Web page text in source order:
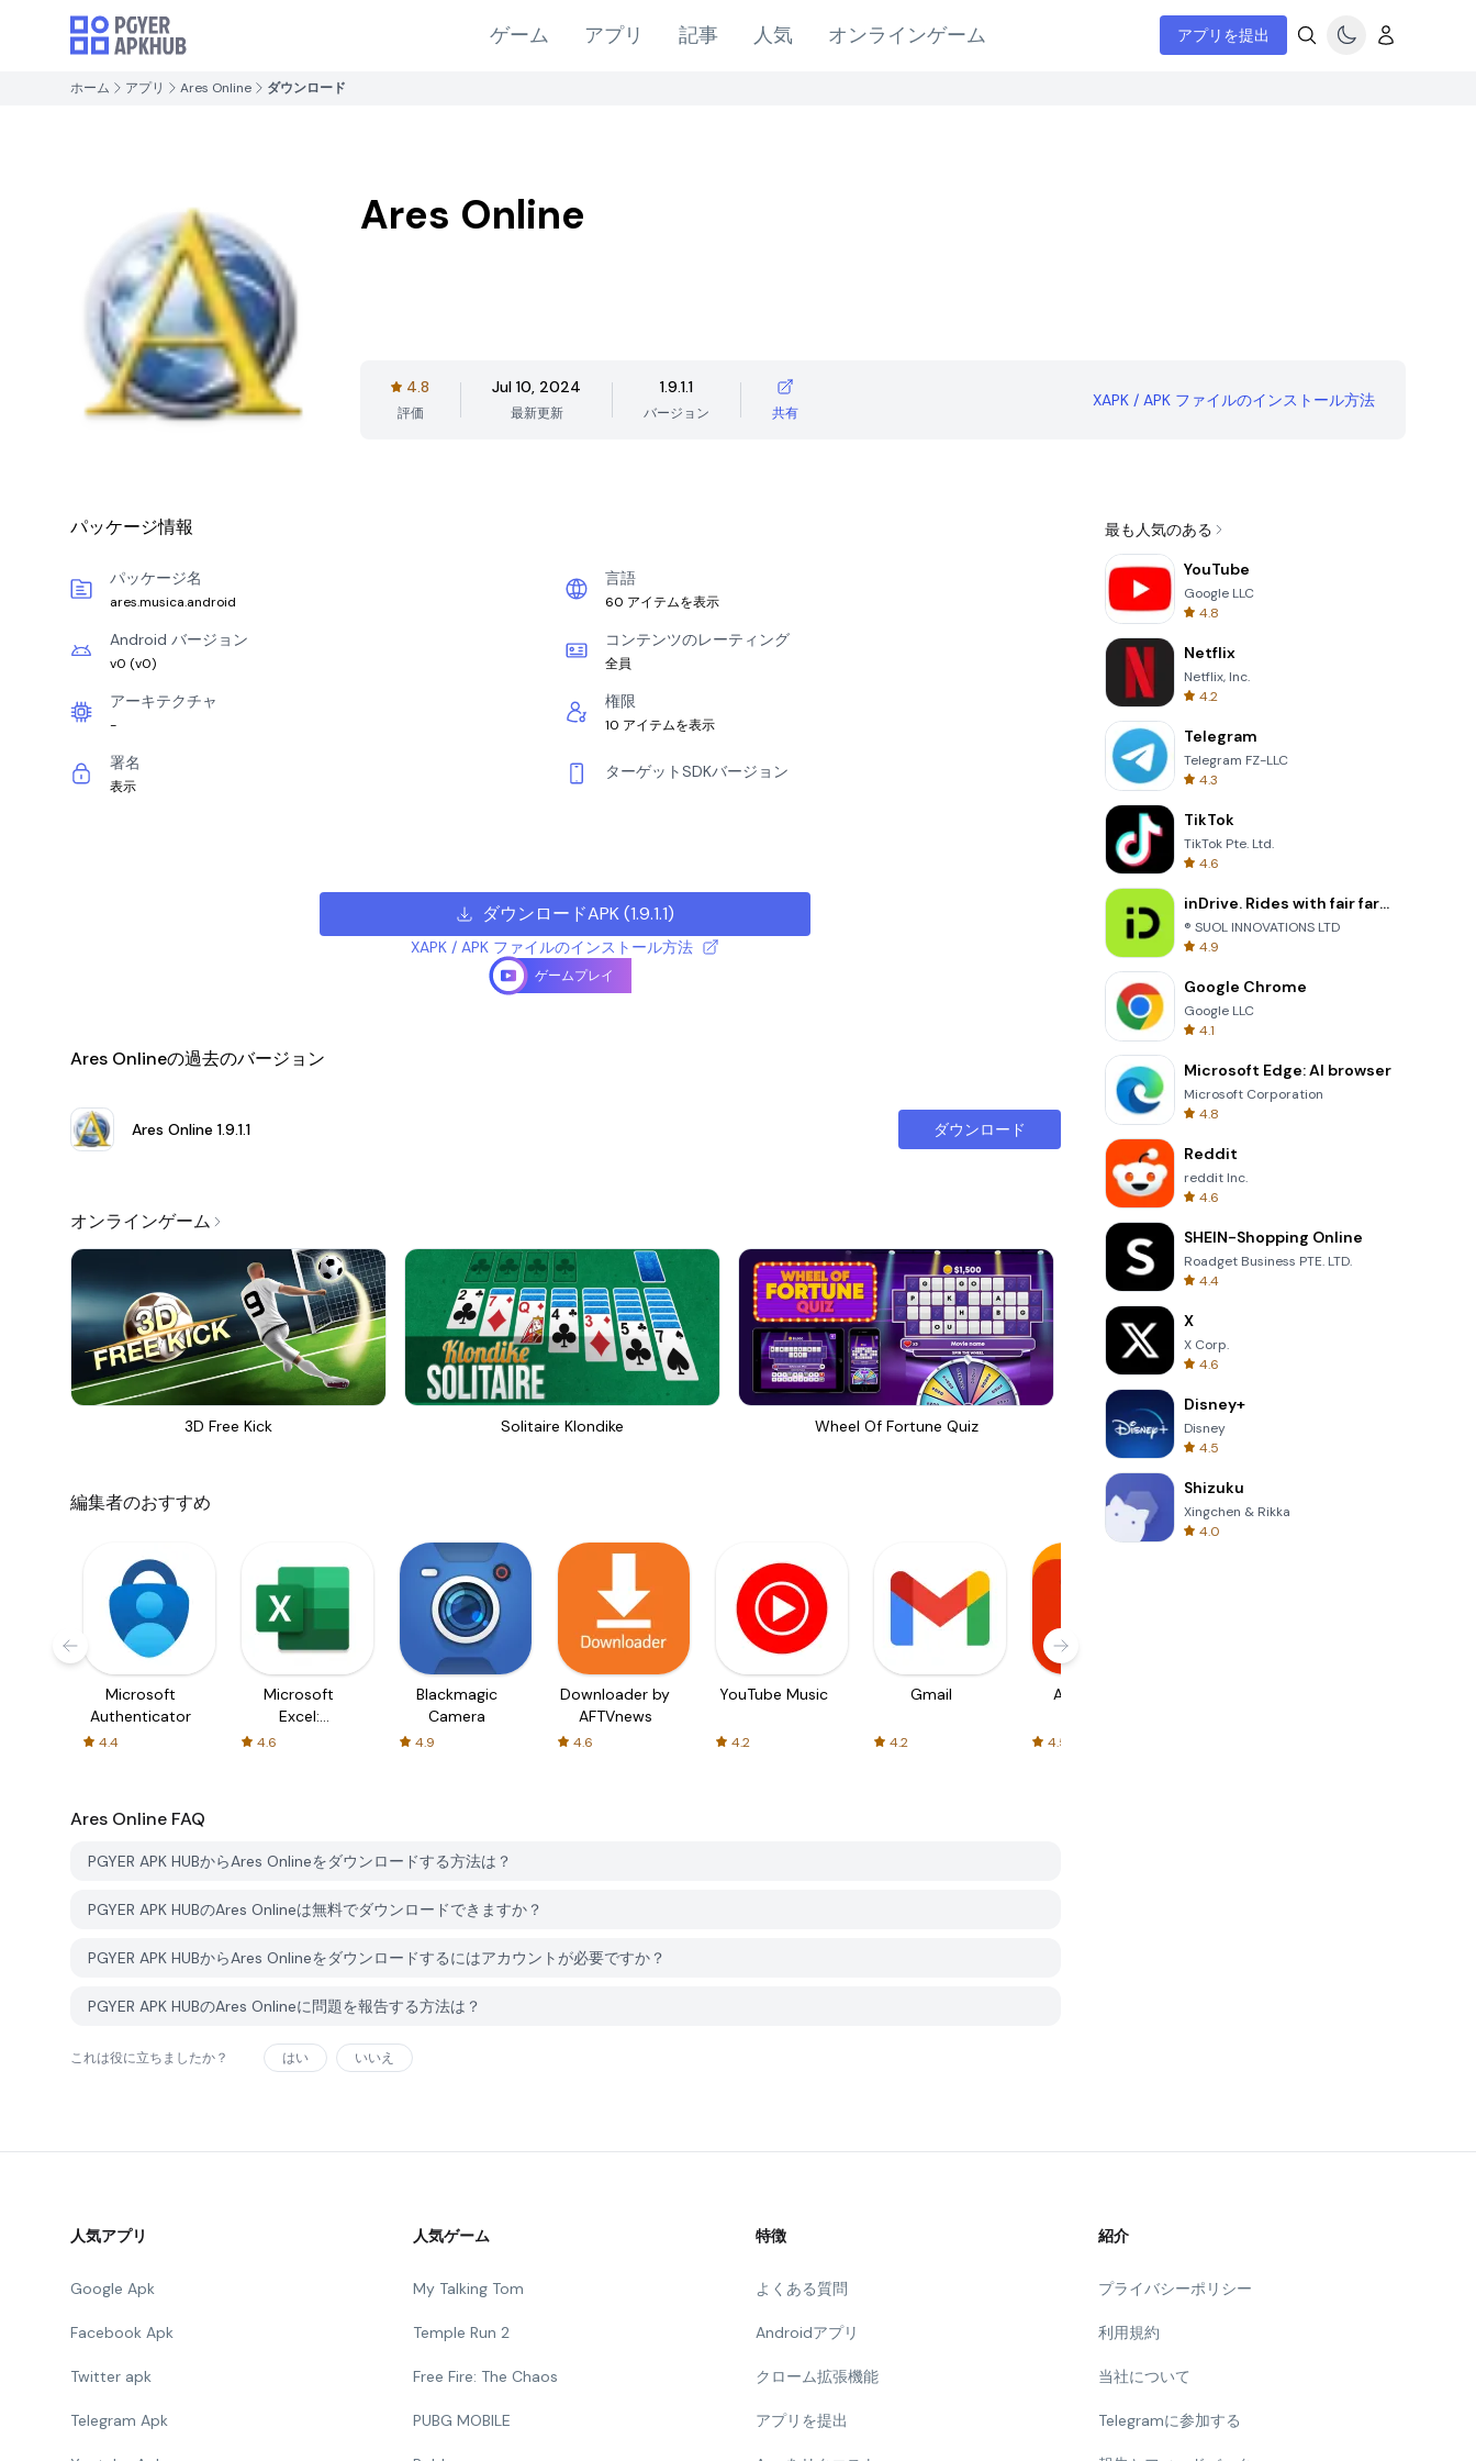
ゲーム アプリ 記事 人気 オンラインゲーム アプリを提出
ホーム アプリ Ares Online ダウンロード
Ares Online
4.8
評価
Jul 10, 2024
最新更新
1.9.1.1
バージョン 共有
XAPK / APK ファイルのインストール方法
パッケージ情報
パッケージ名
ares.musica.android
言語
60 アイテムを表示
Android バージョン
v0 (v0)
コンテンツのレーティング
全員
アーキテクチャ
-
権限
10 アイテムを表示
署名
表示
ターゲットSDKバージョン
ダウンロードAPK(1.9.1.1)
XAPK / APK ファイルのインストール方法
ゲームプレイ
Ares Onlineの過去のバージョン
Ares Online 1.9.1.1 ダウンロード
オンラインゲーム
3D Free Kick Solitaire Klondike Wheel Of Fortune Quiz Garden Bloom
編集者のおすすめ
Microsoft
Authenticator
4.4
Microsoft
Excel:
Spreadsheets
4.6
Blackmagic
Camera
4.9
Downloader by
AFTVnews
4.6
YouTube Music
4.2
Gmail
4.2
AliExpress
4.5
Ares Online FAQ
PGYER APK HUBからAres Onlineをダウンロードする方法は？
PGYER APK HUBのAres Onlineは無料でダウンロードできますか？
PGYER APK HUBからAres Onlineをダウンロードするにはアカウントが必要ですか？
PGYER APK HUBのAres Onlineに問題を報告する方法は？
これは役に立ちましたか？ はい いいえ
最も人気のある
YouTube
Google LLC
4.8
Netflix
Netflix, Inc.
4.2
Telegram
Telegram FZ-LLC
4.3
TikTok
TikTok Pte. Ltd.
4.6
inDrive. Rides with fair fares
® SUOL INNOVATIONS LTD
4.9
Google Chrome
Google LLC
4.1
Microsoft Edge: AI browser
Microsoft Corporation
4.8
Reddit
reddit Inc.
4.6
SHEIN-Shopping Online
Roadget Business PTE. LTD.
4.4
X
X Corp.
4.6
Disney+
Disney
4.5
Shizuku
Xingchen & Rikka
4.0
人気アプリ
Google Apk
Facebook Apk
Twitter apk
Telegram Apk
人気ゲーム
My Talking Tom
Temple Run 2
Free Fire: The Chaos
PUBG MOBILE
特徴
よくある質問
Androidアプリ
クローム拡張機能
アプリを提出
紹介
プライバシーポリシー
利用規約
当社について
Telegramに参加する